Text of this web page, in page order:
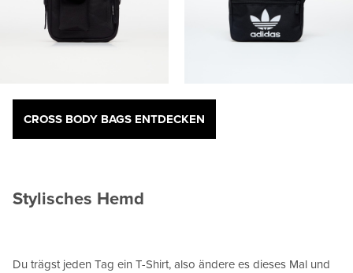
CROSS BODY BAGS ENTDECKEN
Stylisches Hemd
Du trägst jeden Tag ein T-Shirt, also ändere es dieses Mal und